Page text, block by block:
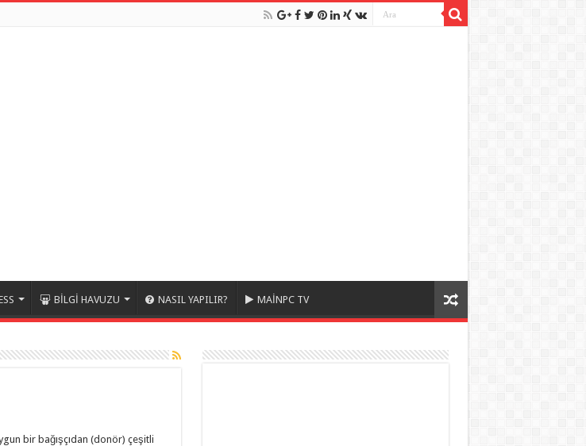
BİLGİ HAVUZU NASIL YAPILIR? MAİNPC TV
bir bağışçıdan (donör) çeşitli